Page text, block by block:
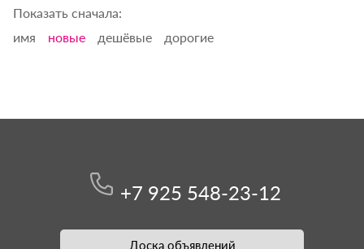
Показать сначала:
имя
новые дешёвые дорогие
+7 925 548-23-12
Доска объявлений